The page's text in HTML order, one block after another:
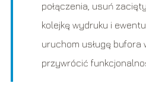
połączenia, usuń
kolejkę wydruku i
uruchom usługę bufora
przywrócić